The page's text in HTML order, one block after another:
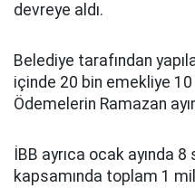
devreye aldı.
Belediye tarafından
içinde 20 bin emekliye
Ödemelerin Ramazan
İBB ayrıca ocak ayında
kapsamında toplam 1